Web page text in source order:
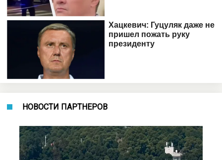
НОВОСТИ ПАРТНЕРОВ